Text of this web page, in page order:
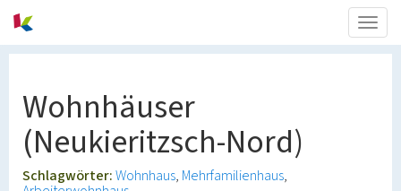
Wohnhäuser
(Neukieritzsch-Nord)
Schlagwörter:Wohnhaus Mehrfamilienhaus